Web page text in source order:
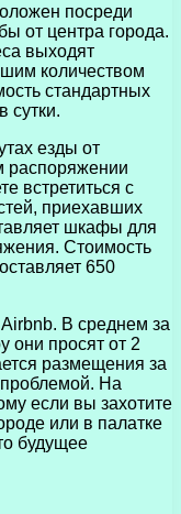
посреди
от центра города.
выходят
количеством
стандартных
сутки.
езды от
распоряжении
встретиться с
приехавших
шкафы для
Стоимость
650
В среднем за
они просят от 2
размещения за
проблемой. На
если вы захотите
или в палатке
будущее